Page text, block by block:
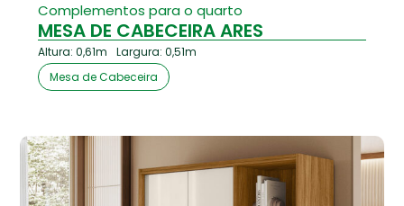
Complementos para o quarto
MESA DE CABECEIRA ARES
Altura: 0,61m
Largura: 0,51m
Mesa de Cabeceira